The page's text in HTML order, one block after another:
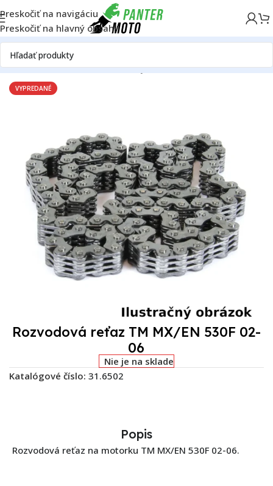
Preskočiť na navigáciu
Preskočiť na hlavný obsah
DomovOFF ROADMotorRozvodyRozvodové reťaze
VYPREDANÉ
Rozvodová reťaz TM MX/EN 530F 02-
06
Nie je na sklade
Katalógové číslo: 31.6502
Popis
Rozvodová reťaz na motorku TM MX/EN 530F 02-06.